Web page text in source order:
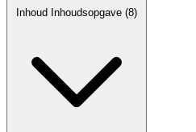
Inhoud Inhoudsopgave (8)